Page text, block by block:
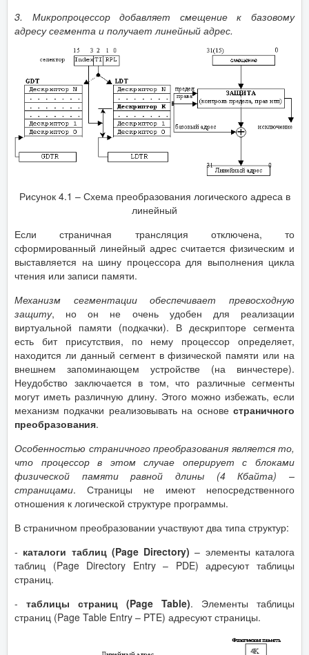
3. Микропроцессор добавляет смещение к базовому
адресу сегмента и получает линейный адрес.
Рисунок 4.1 – Схема преобразования логического адреса в
линейный
Если страничная трансляция отключена, то
сформированный линейный адрес считается физическим и
выставляется на шину процессора для выполнения цикла
чтения или записи памяти.
Механизм сегментации обеспечивает превосходную
защиту, но он не очень удобен для реализации
виртуальной памяти (подкачки). В дескрипторе сегмента
есть бит присутствия, по нему процессор определяет,
находится ли данный сегмент в физической памяти или на
внешнем запоминающем устройстве (на винчестере).
Неудобство заключается в том, что различные сегменты
могут иметь различную длину. Этого можно избежать, если
механизм подкачки реализовывать на основе страничного
преобразования.
Особенностью страничного преобразования является то,
что процессор в этом случае оперирует с блоками
физической памяти равной длины (4
Кбайта) –
страницами. Страницы не имеют непосредственного
отношения к логической структуре программы.
В страничном преобразовании участвуют два типа структур:
- каталоги таблиц (Page Directory) – элементы каталога
таблиц (Page Directory Entry – PDE) адресуют таблицы
страниц.
- таблицы страниц (Page Table). Элементы таблицы
страниц (Page Table Entry – PTE) адресуют страницы.